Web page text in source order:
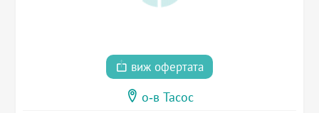
виж офертата
о-в Тасос